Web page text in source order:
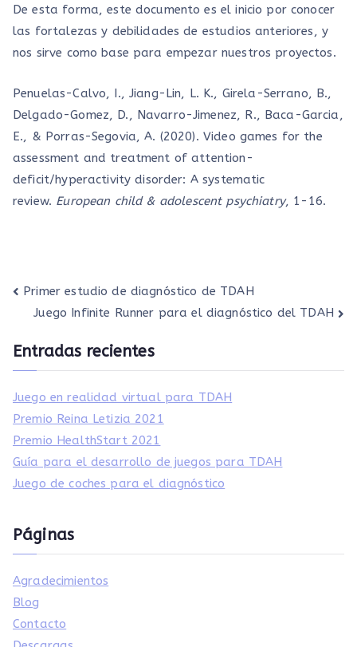
De esta forma, este documento es el inicio por conocer
las fortalezas y debilidades de estudios anteriores, y
nos sirve como base para empezar nuestros proyectos.
Penuelas-Calvo, I., Jiang-Lin, L. K., Girela-Serrano, B.,
Delgado-Gomez, D., Navarro-Jimenez, R., Baca-Garcia,
E., & Porras-Segovia, A. (2020). Video games for the
assessment and treatment of attention-
deficit/hyperactivity disorder: A systematic
review. European child & adolescent psychiatry, 1-16.
Navegación
entradas
Primer estudio de diagnóstico de TDAH
Juego Infinite Runner para el diagnóstico del TDAH
Entradas recientes
Juego en realidad virtual para TDAH
Premio Reina Letizia 2021
Premio HealthStart 2021
Guía para el desarrollo de juegos para TDAH
Juego de coches para el diagnóstico
Páginas
Agradecimientos
Blog
Contacto